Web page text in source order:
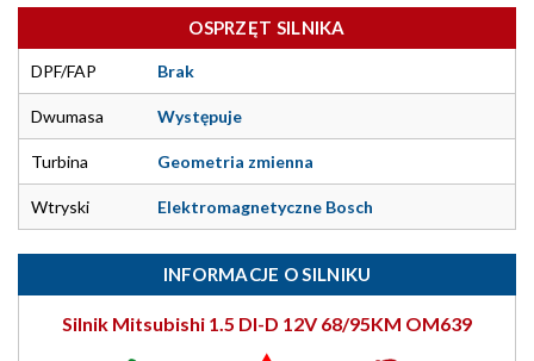
OSPRZĘT SILNIKA
DPF/FAP Brak
Dwumasa Występuje
Turbina Geometria zmienna
Wtryski Elektromagnetyczne Bosch
INFORMACJE O SILNIKU
Silnik Mitsubishi 1.5 DI-D 12V 68/95KM OM639